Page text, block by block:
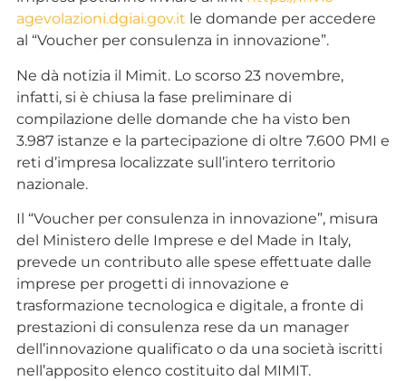
agevolazioni.dgiai.gov.it le domande per accedere
al “Voucher per consulenza in innovazione”.
Ne dà notizia il Mimit. Lo scorso 23 novembre,
infatti, si è chiusa la fase preliminare di
compilazione delle domande che ha visto ben
3.987 istanze e la partecipazione di oltre 7.600 PMI e
reti d’impresa localizzate sull’intero territorio
nazionale.
Il “Voucher per consulenza in innovazione”, misura
del Ministero delle Imprese e del Made in Italy,
prevede un contributo alle spese effettuate dalle
imprese per progetti di innovazione e
trasformazione tecnologica e digitale, a fronte di
prestazioni di consulenza rese da un manager
dell’innovazione qualificato o da una società iscritti
nell’apposito elenco costituito dal MIMIT.